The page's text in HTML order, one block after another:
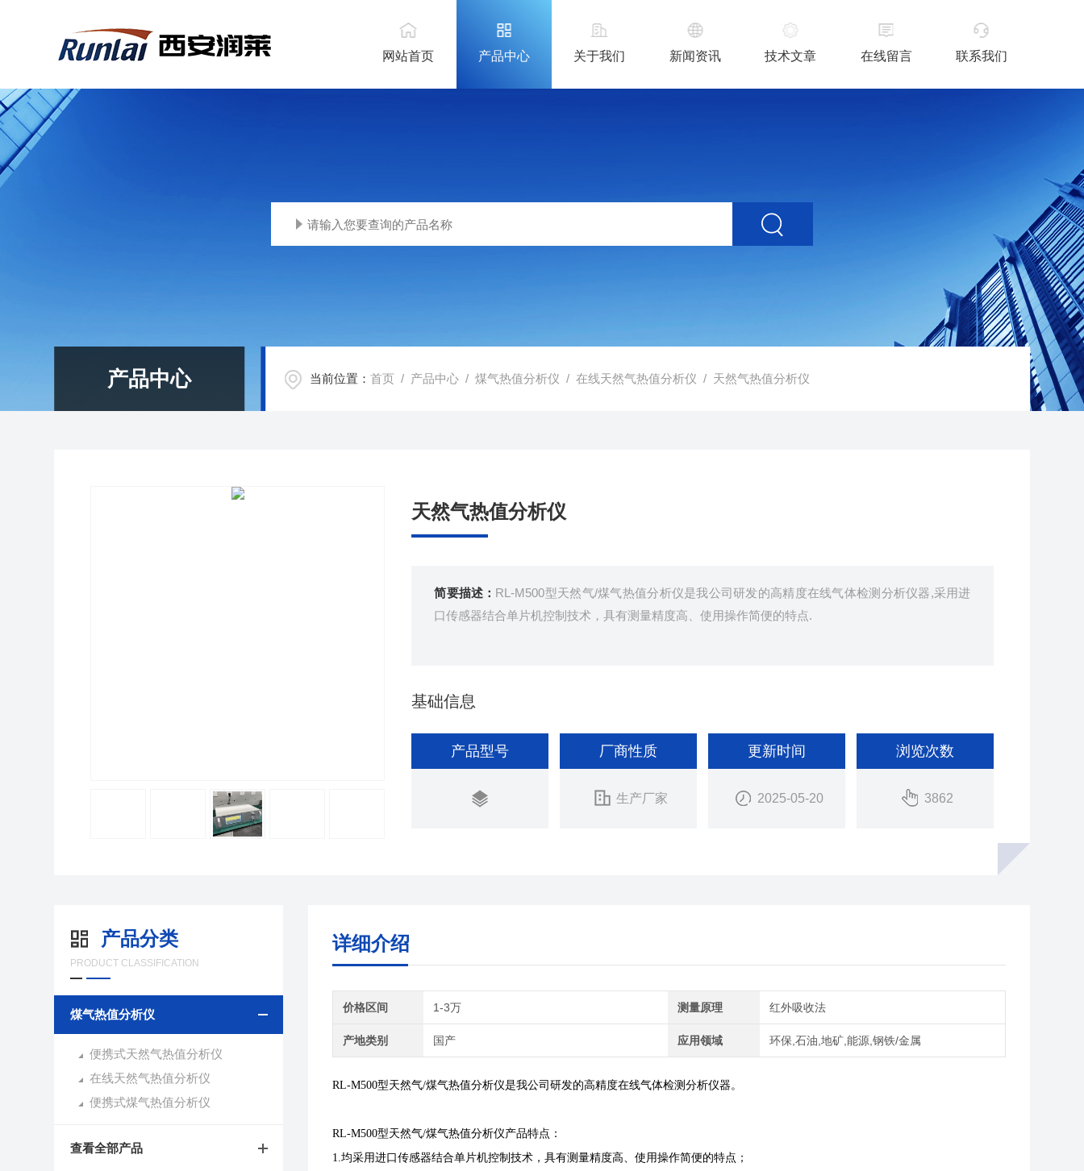
网站首页 产品中心 关于我们 新闻资讯 技术文章 在线留言 联系我们
产品中心 当前位置：首页 / 产品中心 /煤气热值分析仪 /在线天然气热值分析仪 / 天然气热值分析仪
天然气热值分析仪
简要描述： RL-M500型天然气/煤气热值分析仪是我公司研发的高精度在线气体检测分析仪器,采用进
口传感器结合单片机控制技术，具有测量精度高、使用操作简便的特点.
基础信息
产品型号 厂商性质
生产厂家
更新时间
2025-05-20
浏览次数
3862
产品分类
PRODUCT CLASSIFICATION
煤气热值分析仪
便携式天然气热值分析仪
在线天然气热值分析仪
便携式煤气热值分析仪
查看全部产品
详细介绍
价格区间 1-3万 测量原理 红外吸收法
产地类别 国产 应用领域 环保,石油,地矿,能源,钢铁/金属
RL-M500型天然气/煤气热值分析仪是我公司研发的高精度在线气体检测分析仪器。
RL-M500型天然气/煤气热值分析仪产品特点：
1.均采用进口传感器结合单片机控制技术，具有测量精度高、使用操作简便的特点；